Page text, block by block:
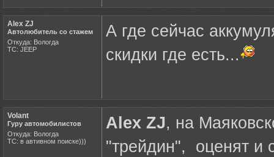
Alex ZJ
Автолюбитель со стажем
Откуда: Вологда
ТС: JEEP
А где сейчас
скидки где есть...
Volant
Гуру автомобилистов
Откуда: Вологда
ТС: в автивном поиске)))
Alex ZJ, на
"трейдин", оценят и